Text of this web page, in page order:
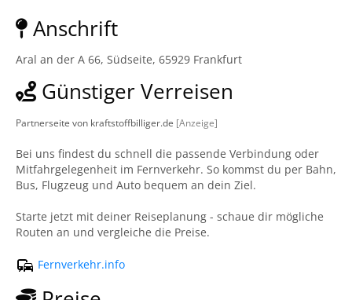
Anschrift
Aral an der A 66, Südseite, 65929 Frankfurt
Günstiger Verreisen
Partnerseite von kraftstoffbilliger.de [Anzeige]
Bei uns findest du schnell die passende Verbindung oder
Mitfahrgelegenheit im Fernverkehr. So kommst du per Bahn,
Bus, Flugzeug und Auto bequem an dein Ziel.
Starte jetzt mit deiner Reiseplanung - schaue dir mögliche
Routen an und vergleiche die Preise.
Fernverkehr.info